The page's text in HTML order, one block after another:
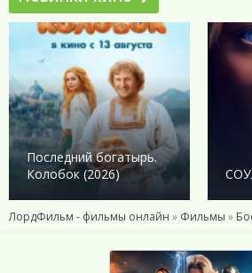
Последний богатырь.
Колобок (2026)
ЛордФильм - фильмы онлайн » Фильмы »